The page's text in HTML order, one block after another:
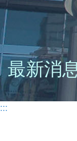
最新消
:::